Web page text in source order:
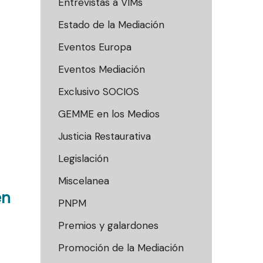
Estado de la Mediación
Eventos Europa
Eventos Mediación
Exclusivo SOCIOS
GEMME en los Medios
Justicia Restaurativa
Legislación
Miscelanea
PNPM
Premios y galardones
Promoción de la Mediación